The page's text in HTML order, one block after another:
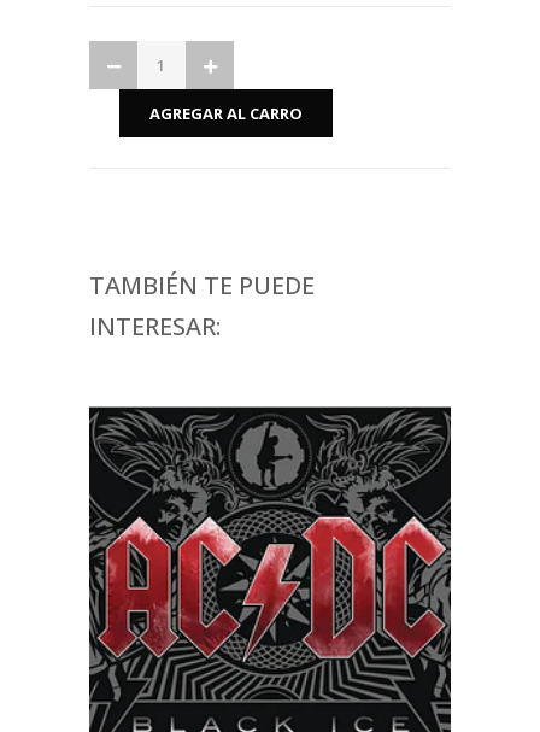
TAMBIÉN TE PUEDE
INTERESAR: